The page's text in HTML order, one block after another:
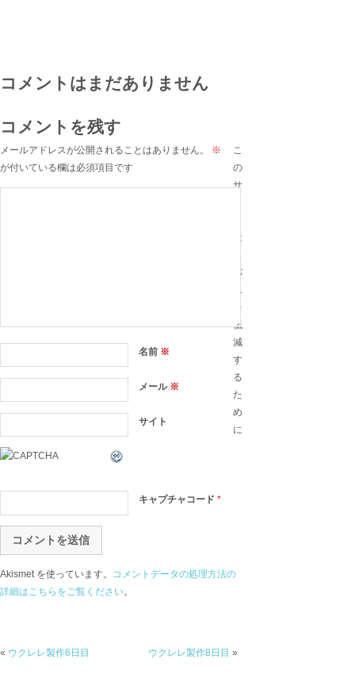
コメントはまだありません
コメントを残す
メールアドレスが公開されることはありません。
※
が付いている欄は必須項目です
名前 ※
メール ※
サイト
キャプチャコード *
こ
の
サ
は
ス
パ
ム
を
低
減
す
る
た
め
に
Akismet を使っています。 コメントデータの処理方法の
詳細はこちらをご覧ください。
« ウクレレ製作6日目 ウクレレ製作8日目 »